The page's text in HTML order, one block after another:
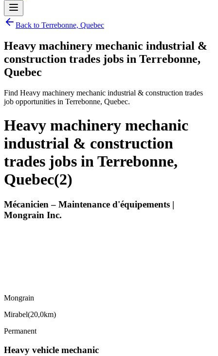
Back to Terrebonne, Quebec
Heavy machinery mechanic industrial &
construction trades jobs in Terrebonne,
Quebec
Find Heavy machinery mechanic industrial & construction trades
job opportunities in Terrebonne, Quebec.
Heavy machinery mechanic
industrial & construction
trades jobs in Terrebonne,
Quebec(2)
Mécanicien – Maintenance d'équipements |
Mongrain Inc.
Mongrain
Mirabel(20,0km)
Permanent
Heavy vehicle mechanic